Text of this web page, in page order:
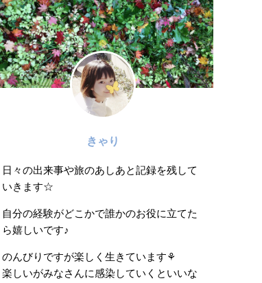
きゃり
日々の出来事や旅のあしあと記録を残して
いきます☆
自分の経験がどこかで誰かのお役に立てた
ら嬉しいです♪
のんびりですが楽しく生きています⚘
楽しいがみなさんに感染していくといいな